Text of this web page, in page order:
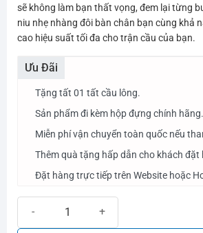
sẽ không làm bạn thất vọng, đem lại từng
niu nhẹ nhàng đôi bàn chân bạn cùng khả
cao hiệu suất tối đa cho trận cầu của bạn.
Ưu Đãi
Tặng tất 01 tất cầu lông.
Sản phẩm đi kèm hộp đựng chính hãng.
Miễn phí vận chuyển toàn quốc nếu
Thêm quà tặng hấp dẫn cho khách đặt
Đặt hàng trực tiếp trên Website hoặc